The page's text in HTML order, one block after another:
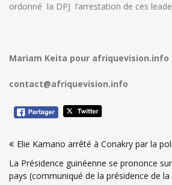
ordonné la DPJ l’arrestation de ces
Mariam Keita pour afriquevision.info
contact@afriquevision.info
de
l’article
Elie Kamano arrêté à Conakry par la
La Présidence guinéenne se prononce
pays (communiqué de la présidence de la